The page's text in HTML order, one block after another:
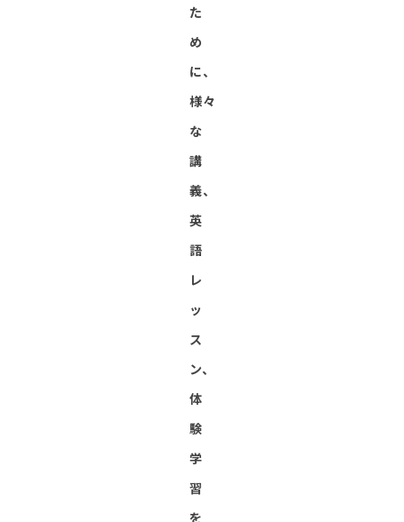
た
め
に、
様々
な
講
義、
英
語
レ
ッ
ス
ン、
体
験
学
習
を